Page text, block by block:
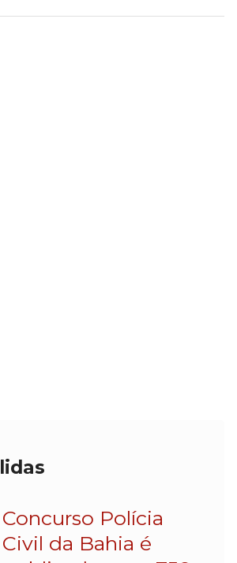
lidas
Concurso Polícia
Civil da Bahia é